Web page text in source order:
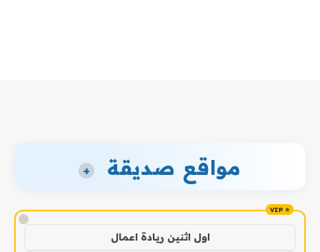
مواقع صديقة +
!
اول اثنين ريادة اعمال